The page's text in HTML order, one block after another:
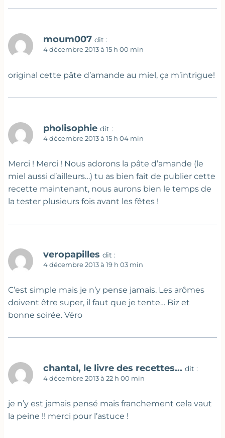
moum007 dit :
4 décembre 2013 à 15 h 00 min
original cette pâte d’amande au miel, ça m’intrigue!
pholisophie dit :
4 décembre 2013 à 15 h 04 min
Merci ! Merci ! Nous adorons la pâte d’amande (le
miel aussi d’ailleurs…) tu as bien fait de publier cette
recette maintenant, nous aurons bien le temps de
la tester plusieurs fois avant les fêtes !
veropapilles dit :
4 décembre 2013 à 19 h 03 min
C’est simple mais je n’y pense jamais. Les arômes
doivent être super, il faut que je tente… Biz et
bonne soirée. Véro
chantal, le livre des recettes... dit :
4 décembre 2013 à 22 h 00 min
je n’y est jamais pensé mais franchement cela vaut
la peine !! merci pour l’astuce !